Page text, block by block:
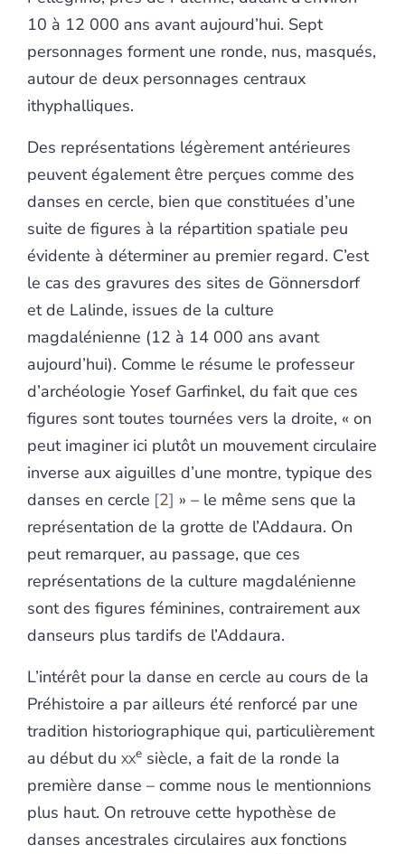
10 à 12 000 ans avant aujourd’hui. Sept
personnages forment une ronde, nus, masqués,
autour de deux personnages centraux
ithyphalliques.
Des représentations légèrement antérieures
peuvent également être perçues comme des
danses en cercle, bien que constituées d’une
suite de figures à la répartition spatiale peu
évidente à déterminer au premier regard. C’est
le cas des gravures des sites de Gönnersdorf
et de Lalinde, issues de la culture
magdalénienne (12 à 14 000 ans avant
aujourd’hui). Comme le résume le professeur
d’archéologie Yosef Garfinkel, du fait que ces
figures sont toutes tournées vers la droite, « on
peut imaginer ici plutôt un mouvement circulaire
inverse aux aiguilles d’une montre, typique des
danses en cercle 2 » – le même sens que la
représentation de la grotte de l’Addaura. On
peut remarquer, au passage, que ces
représentations de la culture magdalénienne
sont des figures féminines, contrairement aux
danseurs plus tardifs de l’Addaura.
L’intérêt pour la danse en cercle au cours de la
Préhistoire a par ailleurs été renforcé par une
tradition historiographique qui, particulièrement
au début du xxe siècle, a fait de la ronde la
première danse – comme nous le mentionnions
plus haut. On retrouve cette hypothèse de
danses ancestrales circulaires aux fonctions